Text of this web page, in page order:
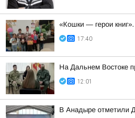
«Кошки — герои
17:40
На Дальнем Востоке
12:01
В Анадыре отметили